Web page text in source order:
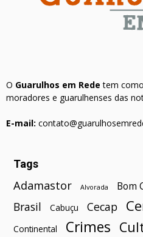
O Guarulhos em Rede tem
moradores e guarulhenses das
E-mail:
Tags
Adamastor Alvorada Bom
Brasil Cabuçu Cecap
Continental Crimes